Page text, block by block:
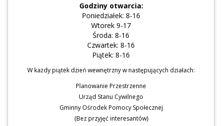
Godziny otwarcia:
Poniedziałek: 8-16
Wtorek 9-17
Środa: 8-16
Czwartek: 8-16
Piątek: 8-16
W każdy piątek dzień wewnętrzny w następujących działach:
Planowanie Przestrzenne
Urząd Stanu Cywilnego
Gminny Ośrodek Pomocy Społecznej
(Bez przyjęć interesantów)